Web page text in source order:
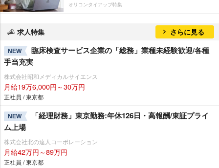
オリコンタイアップ特集
求人特集 さらに見る
NEW
臨床検査サービス企業の「総務」業種未経験歓迎/各種
手当充実
株式会社昭和メディカルサイエンス
月給19万6,000円～30万円
正社員 / 東京都
NEW
「経理財務」東京勤務:年休126日・高報酬/東証プライ
ム上場
株式会社北の達人コーポレーション
月給42万円～89万円
正社員 / 東京都